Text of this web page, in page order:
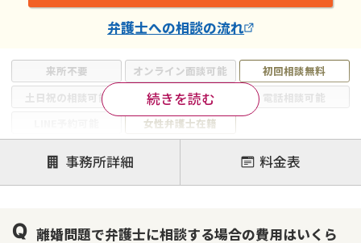
来所不要 オンライン面談可能
初回相談無料
土日祝の相談可能
19時以降電話可能
電話相談可能
女性弁護士在籍
注力案件
離婚前相談
離婚調停
離婚裁判
不貞・不倫慰謝料請求
国際離婚
養育費問題
続きを読む
弁護士への相談の流れ
事務所詳細 料金表
離婚問題で弁護士に相談する場合の費用はいくら